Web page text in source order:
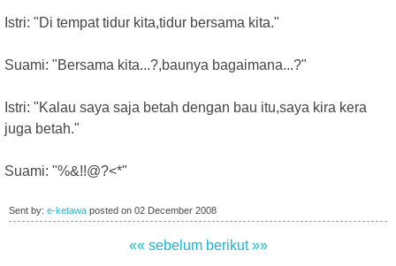
Istri: "Di tempat tidur kita,tidur bersama kita."
Suami: "Bersama kita...?,baunya bagaimana...?"
Istri: "Kalau saya saja betah dengan bau itu,saya kira kera
juga betah."
Suami: "%&!!@?<*"
Sent by: e-ketawa posted on 02 December 2008
«« sebelum berikut »»